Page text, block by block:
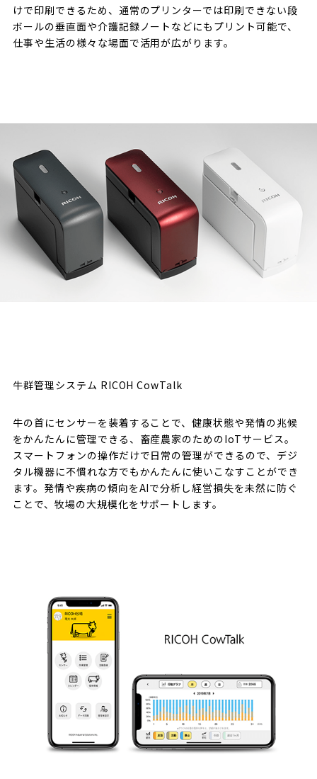
けで印刷できるため、通常のプリンターでは印刷できない段
ボールの垂直面や介護記録ノートなどにもプリント可能で、
仕事や生活の様々な場面で活用が広がります。
牛群管理システム RICOH CowTalk
牛の首にセンサーを装着することで、健康状態や発情の兆候
をかんたんに管理できる、畜産農家のためのIoTサービス。
スマートフォンの操作だけで日常の管理ができるので、デジ
タル機器に不慣れな方でもかんたんに使いこなすことができ
ます。発情や疾病の傾向をAIで分析し経営損失を未然に防ぐ
ことで、牧場の大規模化をサポートします。